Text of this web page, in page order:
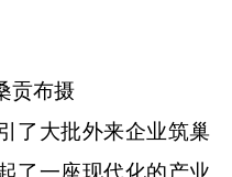
贡布摄
大批外来企业筑巢
了一座现代化的产业